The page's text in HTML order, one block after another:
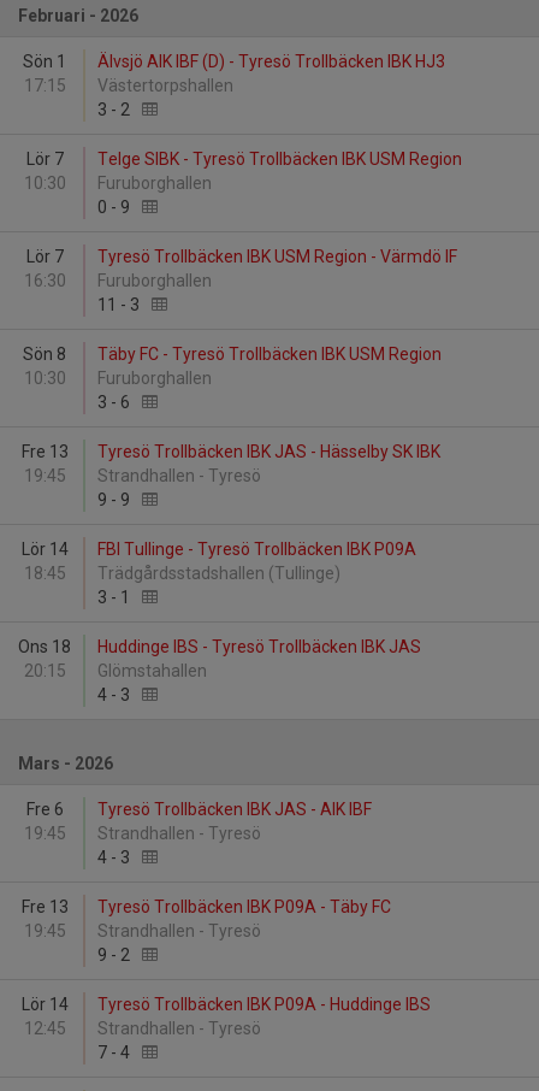
Februari - 2026
Sön 1
17:15
Älvsjö AIK IBF (D) - Tyresö Trollbäcken IBK HJ3
Västertorpshallen
3 - 2
Lör 7
10:30
Telge SIBK - Tyresö Trollbäcken IBK USM Region
Furuborghallen
0 - 9
Lör 7
16:30
Tyresö Trollbäcken IBK USM Region - Värmdö IF
Furuborghallen
11 - 3
Sön 8
10:30
Täby FC - Tyresö Trollbäcken IBK USM Region
Furuborghallen
3 - 6
Fre 13
19:45
Tyresö Trollbäcken IBK JAS - Hässelby SK IBK
Strandhallen - Tyresö
9 - 9
Lör 14
18:45
FBI Tullinge - Tyresö Trollbäcken IBK P09A
Trädgårdsstadshallen (Tullinge)
3 - 1
Ons 18
20:15
Huddinge IBS - Tyresö Trollbäcken IBK JAS
Glömstahallen
4 - 3
Mars - 2026
Fre 6
19:45
Tyresö Trollbäcken IBK JAS - AIK IBF
Strandhallen - Tyresö
4 - 3
Fre 13
19:45
Tyresö Trollbäcken IBK P09A - Täby FC
Strandhallen - Tyresö
9 - 2
Lör 14
12:45
Tyresö Trollbäcken IBK P09A - Huddinge IBS
Strandhallen - Tyresö
7 - 4